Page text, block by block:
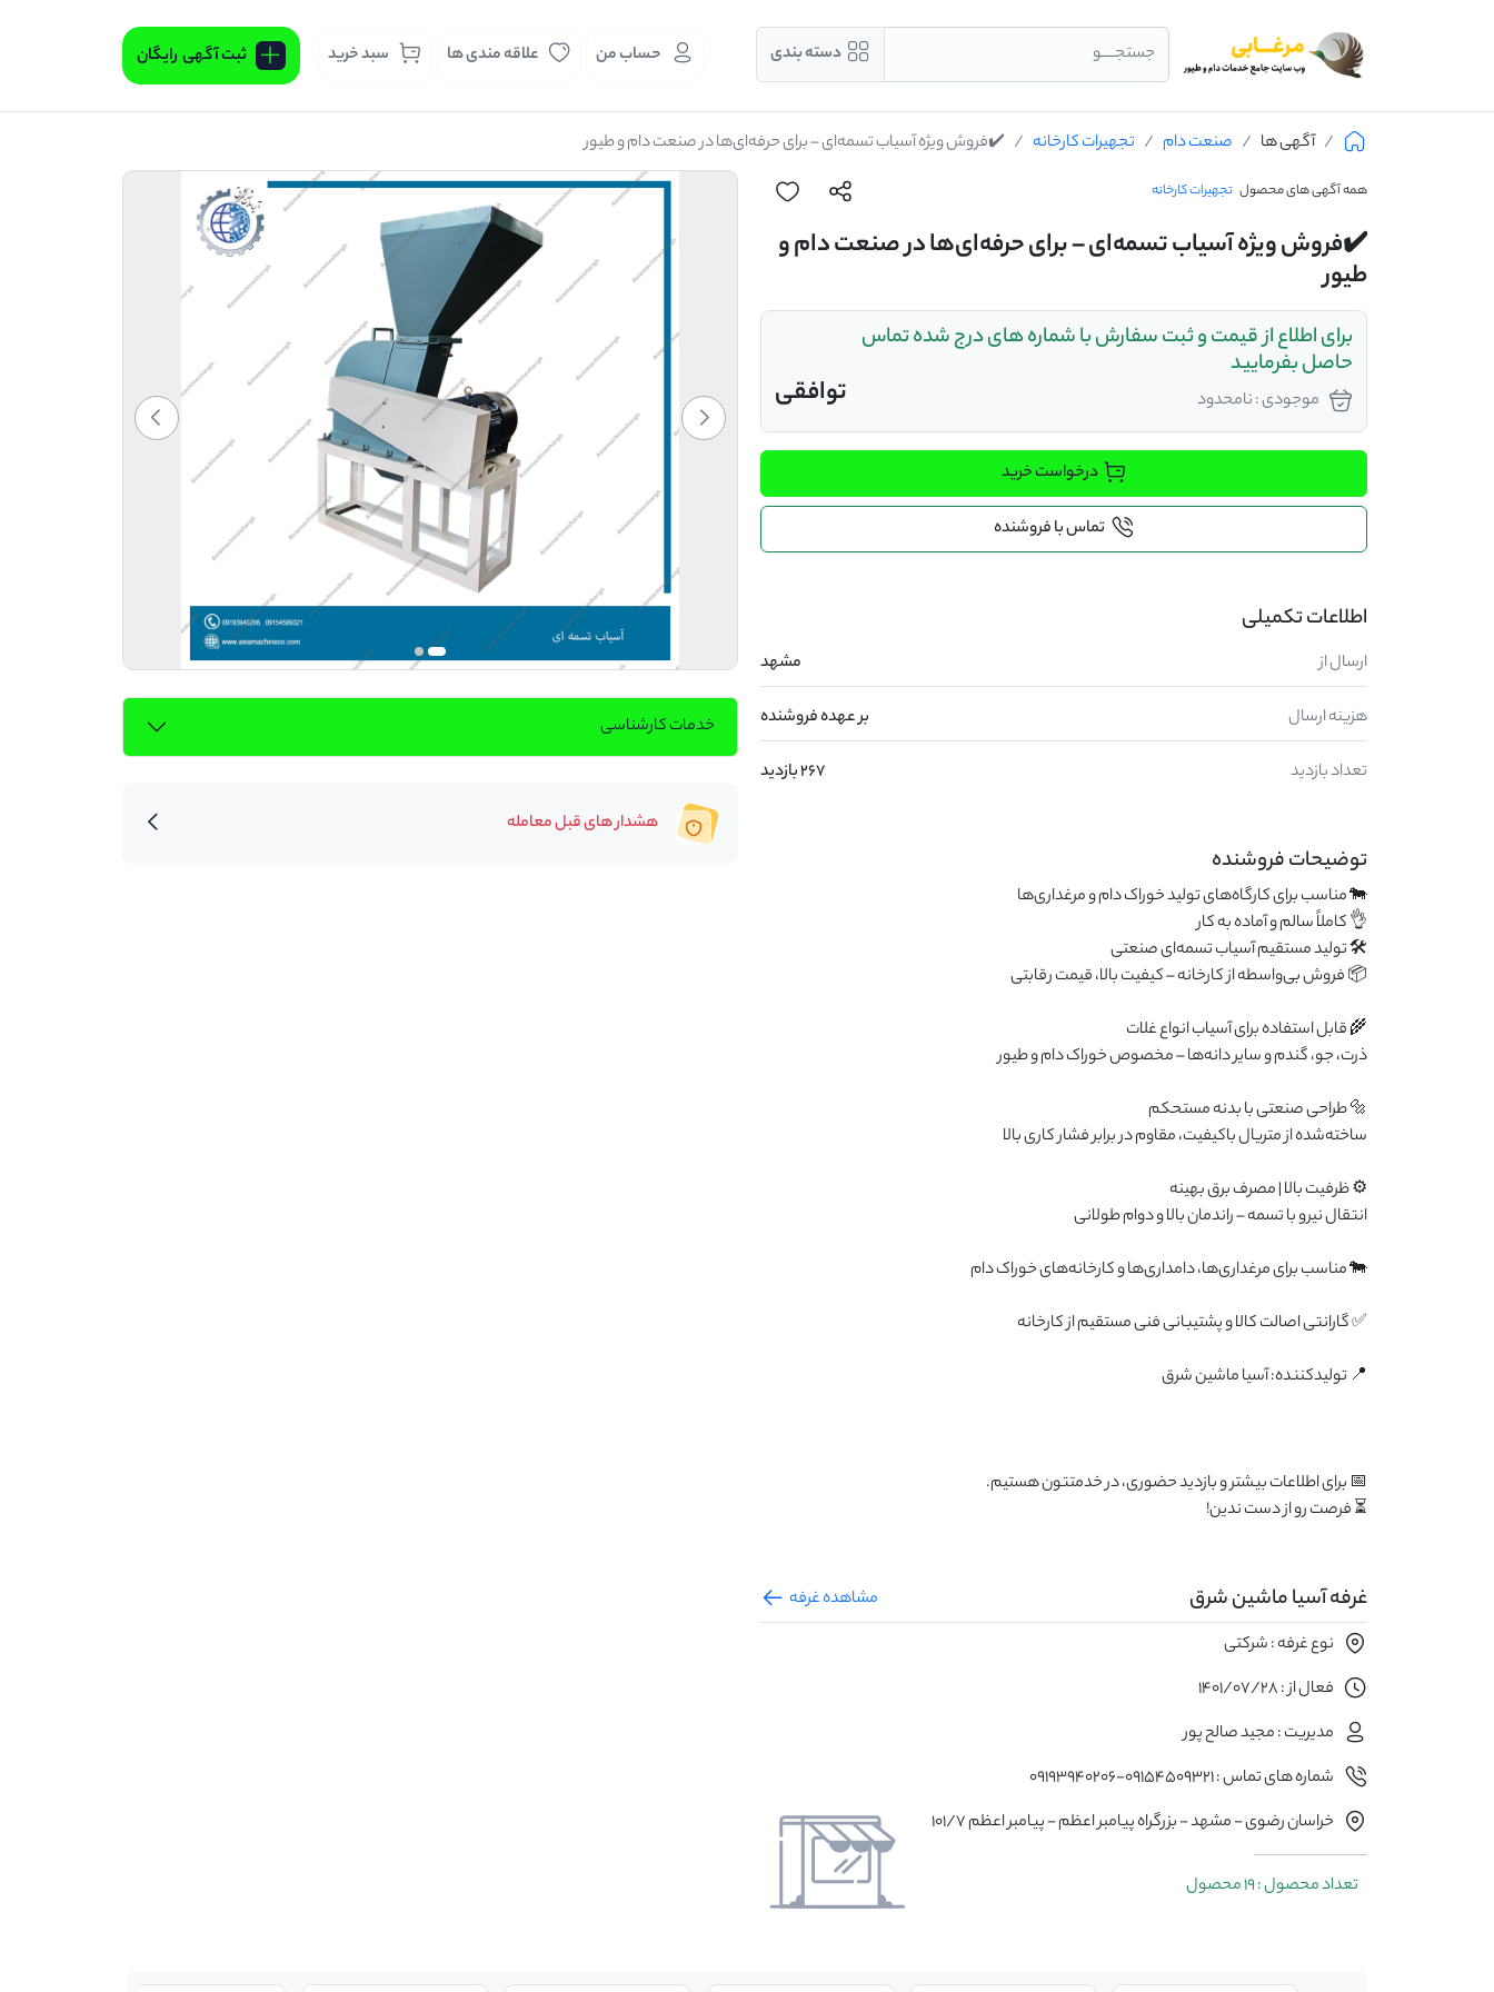
جستجــــو دسته بندی حساب من علاقه مندی ها سبد خرید ثبت آگهی رایگان
آگهی ها صنعت دام تجهیرات کارخانه ✔️فروش ویژه آسیاب تسمه‌ای – برای حرفه‌ای‌ها در صنعت دام و طیور
همه آگهی های محصول تجهیرات کارخانه
✔️فروش ویژه آسیاب تسمه‌ای – برای حرفه‌ای‌ها در صنعت دام و
طیور
برای اطلاع از قیمت و ثبت سفارش با شماره های درج شده تماس
حاصل بفرمایید
موجودی : نامحدود توافقی
درخواست خرید
تماس با فروشنده
اطلاعات تکمیلی
ارسال از مشهد
هزینه ارسال بر عهده فروشنده
تعداد بازدید 267 بازدید
توضیحات فروشنده
⏳ فرصت رو از دست ندین!
غرفه آسیا ماشین شرق
مشاهده غرفه
نوع غرفه : شرکتی
فعال از : 1401/07/28
مدیریت : مجید صالح پور
شماره های تماس : 09154509321-09193940206
خراسان رضوی - مشهد - بزرگراه پیامبر اعظم - پیامبر اعظم 101/7
تعداد محصول : 19 محصول
خدمات کارشناسی
هشدار های قبل معامله